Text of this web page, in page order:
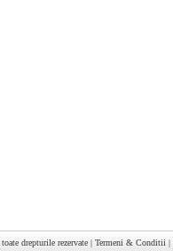
toate drepturile rezervate | Termeni & Conditii |